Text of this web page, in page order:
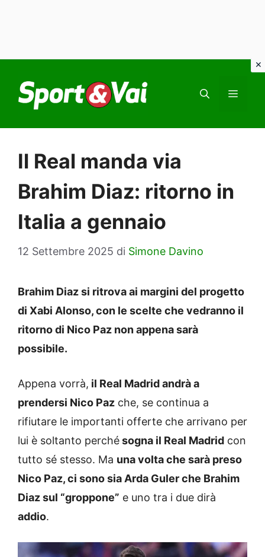
contenuto
Il Real manda via
Brahim Diaz: ritorno in
Italia a gennaio
12 Settembre 2025 di Simone Davino
Brahim Diaz si ritrova ai margini del progetto
di Xabi Alonso, con le scelte che vedranno il
ritorno di Nico Paz non appena sarà
possibile.
Appena vorrà, il Real Madrid andrà a
prendersi Nico Paz che, se continua a
rifiutare le importanti offerte che arrivano per
lui è soltanto perchésogna il Real Madrid con
tutto sé stesso. Ma una volta che sarà preso
Nico Paz, ci sono sia Arda Guler che Brahim
Diaz sul “groppone” e uno tra i due dirà
addio.